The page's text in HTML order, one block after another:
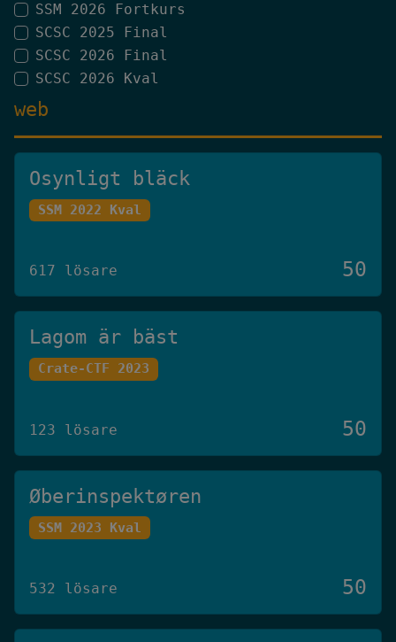
SSM 2026 Fortkurs
SCSC 2025 Final
SCSC 2026 Final
SCSC 2026 Kval
web
Osynligt bläck
SSM 2022 Kval
617 lösare 50
Lagom är bäst
Crate-CTF 2023
123 lösare 50
Øberinspektøren
SSM 2023 Kval
532 lösare 50